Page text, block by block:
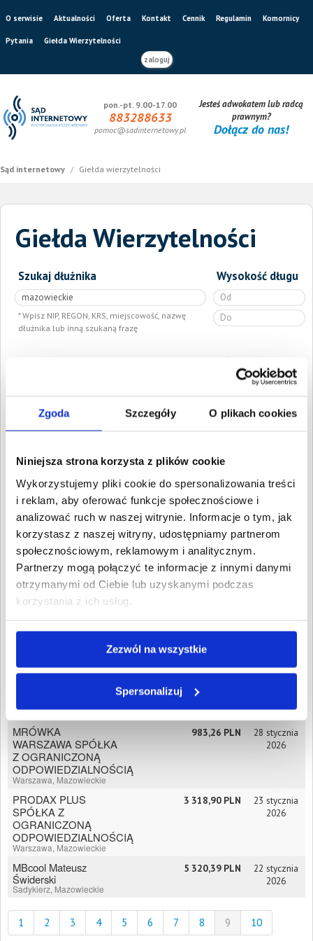
Zgoda Szczegóły O plikach cookies
Niniejsza strona korzysta z plików cookie
Wykorzystujemy pliki cookie do spersonalizowania treści
i reklam, aby oferować funkcje społecznościowe i
analizować ruch w naszej witrynie. Informacje o tym, jak
korzystasz z naszej witryny, udostępniamy partnerom
społecznościowym, reklamowym i analitycznym.
Partnerzy mogą połączyć te informacje z innymi danymi
otrzymanymi od Ciebie lub uzyskanymi podczas
korzystania z ich usług.
Zezwól na wszystkie
Spersonalizuj
O serwisie Aktualności Oferta Kontakt Cennik Regulamin Komornicy
Pytania
Giełda Wierzytelności
zaloguj
pon.-pt. 9.00-17.00
883288633
pomoc@sadinternetowy.pl
Jesteś adwokatem lub radcą
prawnym?
Dołącz do nas!
Sąd internetowy / Giełda wierzytelności
Giełda Wierzytelności
Szukaj dłużnika
Wpisz NIP, REGON, KRS, miejscowość, nazwę
dłużnika lub inną szukaną frazę
Wysokość długu
Dłużnicy Wartość długu
Data
CHABAN
TZ Transport TOMASZ
ZANIESIENKO
Lisówek, Mazowieckie
Grzegorz Liwacz
Warszawa, Mazowieckie
1 138,39 PLN
4 lutego
Yahor Mikhniuk
Warszawa, Mazowieckie
4 150,60 PLN
4 lutego
Anna Kondas
ODPOWIEDZIALNOŚCIĄ
Warszawa, Mazowieckie
Żyrardów, Mazowieckie
34 000,69 PLN
2026
MRÓWKA
WARSZAWA SPÓŁKA
Z OGRANICZONĄ
ODPOWIEDZIALNOŚCIĄ
Warszawa, Mazowieckie
983,26 PLN
28 stycznia
2026
PRODAX PLUS
SPÓŁKA Z
OGRANICZONĄ
ODPOWIEDZIALNOŚCIĄ
Warszawa, Mazowieckie
3 318,90 PLN
23 stycznia
2026
MBcool Mateusz
Świderski
Sadykierz, Mazowieckie
5 320,39 PLN
22 stycznia
2026
1 2 3 4 5 6 7 8 9 10